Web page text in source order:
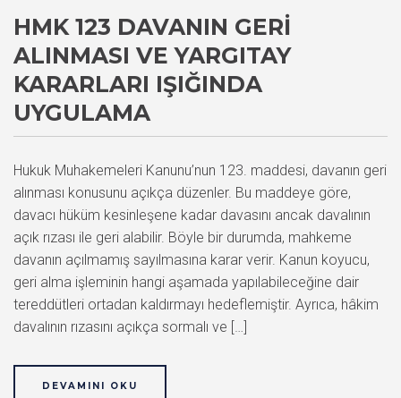
HMK 123 DAVANIN GERI
ALINMASI VE YARGITAY
KARARLARI IŞIĞINDA
UYGULAMA
Hukuk Muhakemeleri Kanunu’nun 123. maddesi, davanın geri
alınması konusunu açıkça düzenler. Bu maddeye göre,
davacı hüküm kesinleşene kadar davasını ancak davalının
açık rızası ile geri alabilir. Böyle bir durumda, mahkeme
davanın açılmamış sayılmasına karar verir. Kanun koyucu,
geri alma işleminin hangi aşamada yapılabileceğine dair
tereddütleri ortadan kaldırmayı hedeflemiştir. Ayrıca, hâkim
davalının rızasını açıkça sormalı ve […]
DEVAMINI OKU